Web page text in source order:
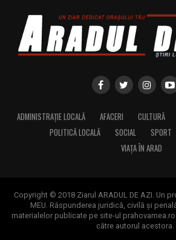
ADMINISTRAȚIE LOCALĂ AFACERI CULTURĂ
POLITICĂ LOCALĂ
SOCIAL SPORT
VIAȚA ÎN ARAD
Copyright © 2018 Ziarul ARADUL DE AZI. Un
MEU. Răspunderea juridică, civilă și
materialelor publicate pe site-ul
către autorul acestora.